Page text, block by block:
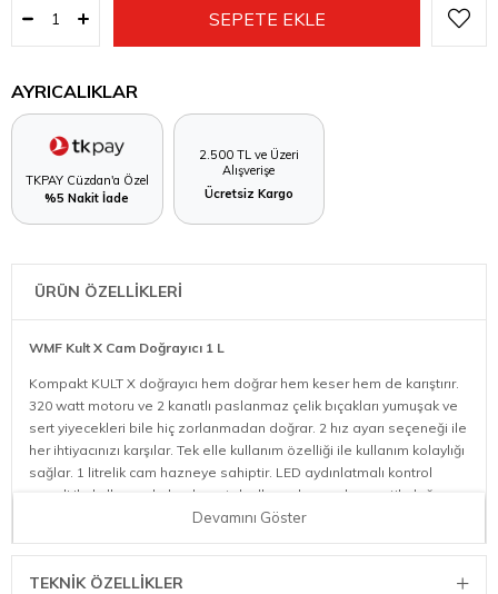
AYRICALIKLAR
TKPAY Cüzdan'a Özel
%5 Nakit İade
2.500 TL ve Üzeri
Alışverişe
Ücretsiz Kargo
ÜRÜN ÖZELLİKLERİ
WMF Kult X Cam Doğrayıcı 1 L
Kompakt KULT X doğrayıcı hem doğrar hem keser hem de karıştırır.
320 watt motoru ve 2 kanatlı paslanmaz çelik bıçakları yumuşak ve
sert yiyecekleri bile hiç zorlanmadan doğrar. 2 hız ayarı seçeneği ile
her ihtiyacınızı karşılar. Tek elle kullanım özelliği ile kullanım kolaylığı
sağlar. 1 litrelik cam hazneye sahiptir. LED aydınlatmalı kontrol
paneli ile kullanımı kolaydır ve tek elle zorlanmadan pratik doğrama
Kapasite: 1 L
Boyut: 18 x 16 x 22,5
Devamını Göster
TEKNIK ÖZELLIKLER